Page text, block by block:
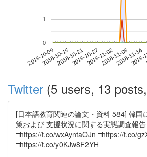
2018-10-092018-10-152018-10-212018-10-272018-11-022018-11-082018-11-14
0
1
Twitter (5 users, 13
[日本語教育関連の論文・資料 584] 韓国
策および 支援状況に関する実態調査報
□https://t.co/wxAyntaOJn □https://t.co/
□https://t.co/y0KJw8F2YH